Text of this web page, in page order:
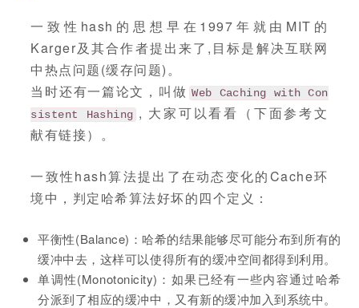
一致性hash的思想早在1997年就由MIT的
Karger及其合作者提出来了,目标是解决互联网
中热点问题(缓存问题)。
当时还有一篇论文，叫做 Web Caching with Con
sistent Hashing , 大家可以看看（下面参考文
献有链接）。
一致性hash算法提出了在动态变化的Cache环
境中，判定哈希算法好坏的四个定义：
平衡性(Balance)：哈希的结果能够尽可能分布到所有的
缓冲中去，这样可以使得所有的缓冲空间都得到利用。
单调性(Monotonicity)：如果已经有一些内容通过哈希
分派到了相应的缓冲中，又有新的缓冲加入到系统中。